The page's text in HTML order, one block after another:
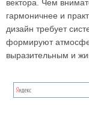
вектора. Чем
гармоничнее и
дизайн требует
формируют
выразительным и